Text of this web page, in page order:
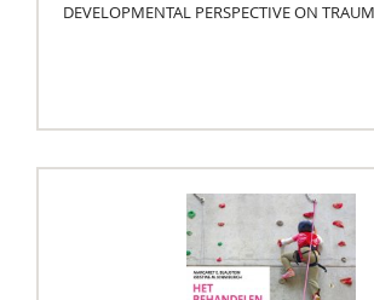
DEVELOPMENTAL PERSPECTIVE ON